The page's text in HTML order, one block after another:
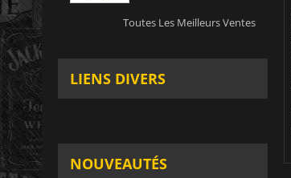
Toutes Les Meilleurs Ventes
LIENS DIVERS
NOUVEAUTÉS